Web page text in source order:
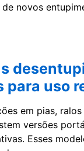
novos
para uso
em pias,
versões
Esses